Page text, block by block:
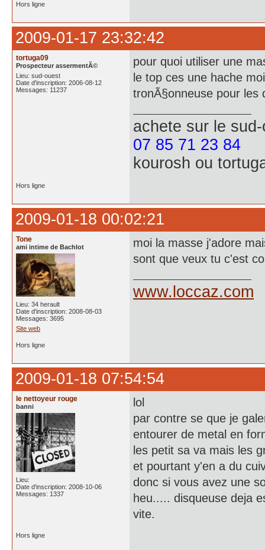
Hors ligne
2009-01-17 23:32:42
tortuga09
Prospecteur assermentÃ©
Lieu: sud-ouest
Date d'inscription: 2006-08-12
Messages: 11237
pour quoi utiliser une
le top ces une hache
tronÃ§onneuse pour les
achete sur le
07 85 71 23 84
kourosh ou
Hors ligne
2009-01-18 00:02:21
Tone
ami intime de Bachlot
Lieu: 34 herault
Date d'inscription: 2008-08-03
Messages: 3695
Site web
moi la masse j'adore
sont que veux tu c'est
www.loccaz.com
Hors ligne
2009-01-18 07:54:54
le nettoyeur rouge
banni
Lieu:
Date d'inscription: 2008-10-06
Messages: 1337
lol
par contre se que je
entourer de metal en
les petit sa va mais les
et pourtant y'en a du
donc si vous avez une
heu..... disqueuse deja
vite.
Hors ligne